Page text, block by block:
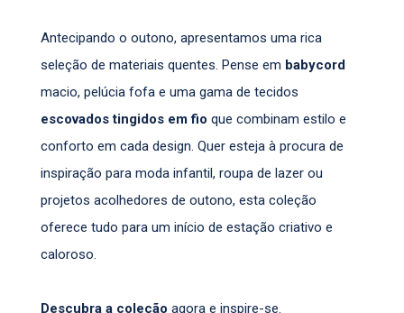
Antecipando o outono, apresentamos uma rica
seleção de materiais quentes. Pense em babycord
macio, pelúcia fofa e uma gama de tecidos
escovados tingidos em fio que combinam estilo e
conforto em cada design. Quer esteja à procura de
inspiração para moda infantil, roupa de lazer ou
projetos acolhedores de outono, esta coleção
oferece tudo para um início de estação criativo e
caloroso.
Descubra a coleção agora e inspire-se.